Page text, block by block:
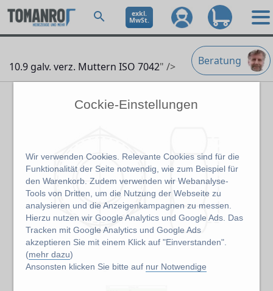
Cockie-Einstellungen
Wir verwenden Cookies. Relevante Cookies sind für die
Funktionalität der Seite notwendig, wie zum Beispiel für
den Warenkorb. Zudem verwenden wir Webanalyse-
Tools von Dritten, um die Nutzung der Webseite zu
analysieren und die Anzeigenkampagnen zu messen.
Hierzu nutzen wir Google Analytics und Google Ads. Das
Tracken mit Google Analytics und Google Ads
akzeptieren Sie mit einem Klick auf "Einverstanden".
(mehr dazu)
Ansonsten klicken Sie bitte auf nur Notwendige
exkl.
MwSt.
Beratung
10.9 galv. verz. Muttern ISO 7042" />
Abbildung kann abweichen vom Original